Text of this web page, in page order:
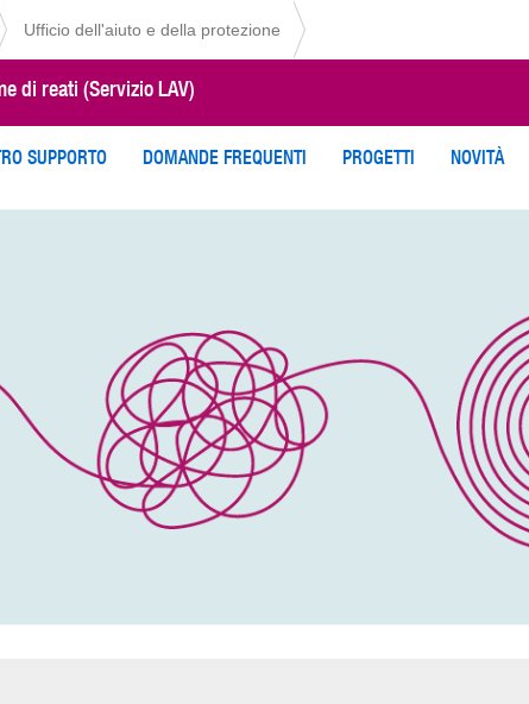
Ufficio dell'aiuto e della protezione
di reati (Servizio LAV)
SUPPORTO DOMANDE FREQUENTI PROGETTI NOVITÀ